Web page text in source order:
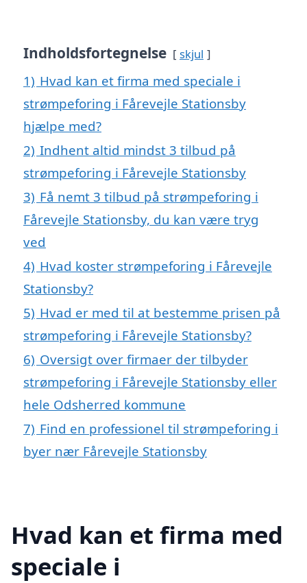
Indholdsfortegnelse skjul
1) Hvad kan et firma med speciale i
strømpeforing i Fårevejle Stationsby
hjælpe med?
2) Indhent altid mindst 3 tilbud på
strømpeforing i Fårevejle Stationsby
3) Få nemt 3 tilbud på strømpeforing i
Fårevejle Stationsby, du kan være tryg
ved
4) Hvad koster strømpeforing i Fårevejle
Stationsby?
5) Hvad er med til at bestemme prisen på
strømpeforing i Fårevejle Stationsby?
6) Oversigt over firmaer der tilbyder
strømpeforing i Fårevejle Stationsby eller
hele Odsherred kommune
7) Find en professionel til strømpeforing i
byer nær Fårevejle Stationsby
Hvad kan et firma med
speciale i